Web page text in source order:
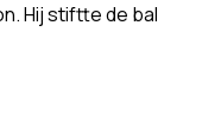
Hij stiftte de bal